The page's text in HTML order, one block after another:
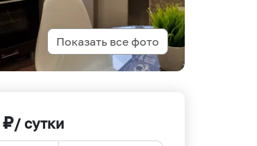
Показать все фото
₽/ сутки